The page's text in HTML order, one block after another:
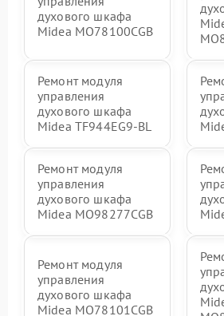
духового шкафа
Midea MO78100CGB
Ремонт модуля
управления
духового шкафа
Midea TF944EG9-BL
Ремонт модуля
управления
духового шкафа
Midea MO98277CGB
Ремонт модуля
управления
духового шкафа
Midea MO78101CGB